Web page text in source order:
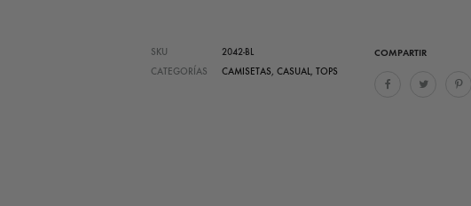
COMPARTIR
SKU
2042-BL
CATEGORÍAS
CAMISETAS, CASUAL, TOPS